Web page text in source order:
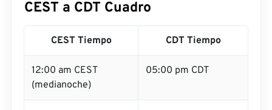
CEST a CDT Cuadro
CEST Tiempo CDT Tiempo
12:00 am CEST
(medianoche)
05:00 pm CDT